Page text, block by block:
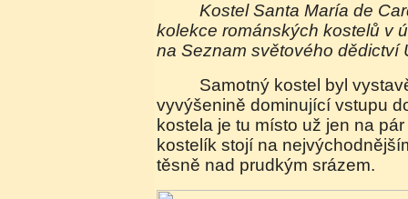
Kostel Santa María de Cardet patří do skvělé
kolekce románských kostelů v
na Seznam světového dědictví
Samotný kostel byl vystavěn na skalnaté
vyvýšenině dominující vstupu
kostela je tu místo už jen na
kostelík stojí na
těsně nad prudkým srázem.